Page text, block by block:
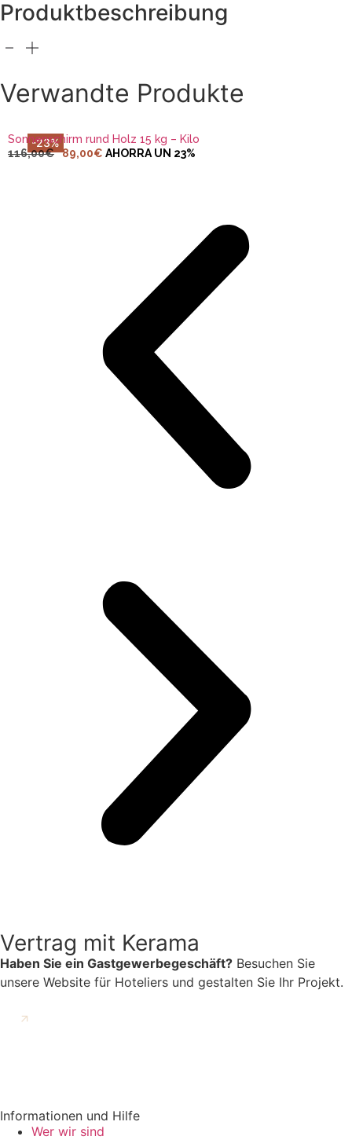
Produktbeschreibung
Verwandte Produkte
-23%
Sonnenschirm rund Holz 15 kg – Kilo
116,00€ 89,00€ AHORRA UN 23%
Vertrag mit Kerama
Haben Sie ein Gastgewerbegeschäft? Besuchen Sie
unsere Website für Hoteliers und gestalten Sie Ihr Projekt.
Informationen und Hilfe
Wer wir sind